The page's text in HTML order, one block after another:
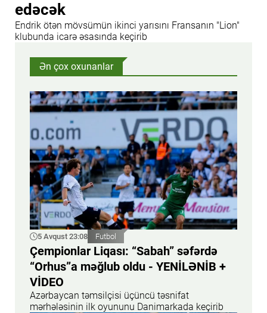
edəcək
Endrik ötən mövsümün ikinci yarısını Fransanın "Lion"
klubunda icarə əsasında keçirib
Ən çox oxunanlar
5 Avqust 23:08 Futbol
Çempionlar Liqası: “Sabah” səfərdə
“Orhus”a məğlub oldu - YENİLƏNİB +
VİDEO
Azərbaycan təmsilçisi üçüncü təsnifat
mərhələsinin ilk oyununu Danimarkada keçirib